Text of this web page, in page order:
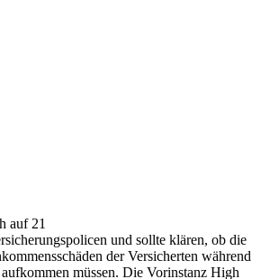
auf 21
und sollte klären, ob die
der Versicherten während
müssen. Die Vorinstanz High